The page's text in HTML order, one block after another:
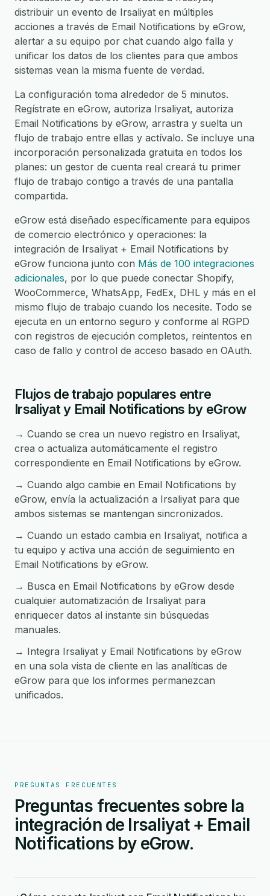
distribuir un evento de Irsaliyat en múltiples
acciones a través de Email Notifications by eGrow,
alertar a su equipo por chat cuando algo falla y
unificar los datos de los clientes para que ambos
sistemas vean la misma fuente de verdad.
La configuración toma alrededor de 5 minutos.
Regístrate en eGrow, autoriza Irsaliyat, autoriza
Email Notifications by eGrow, arrastra y suelta un
flujo de trabajo entre ellas y actívalo. Se incluye una
incorporación personalizada gratuita en todos los
planes: un gestor de cuenta real creará tu primer
flujo de trabajo contigo a través de una pantalla
compartida.
eGrow está diseñado específicamente para equipos
de comercio electrónico y operaciones: la
integración de Irsaliyat + Email Notifications by
eGrow funciona junto con Más de 100 integraciones
adicionales, por lo que puede conectar Shopify,
WooCommerce, WhatsApp, FedEx, DHL y más en el
mismo flujo de trabajo cuando los necesite. Todo se
ejecuta en un entorno seguro y conforme al RGPD
con registros de ejecución completos, reintentos en
caso de fallo y control de acceso basado en OAuth.
Flujos de trabajo populares entre
Irsaliyat y Email Notifications by eGrow
→ Cuando se crea un nuevo registro en Irsaliyat,
crea o actualiza automáticamente el registro
correspondiente en Email Notifications by eGrow.
→ Cuando algo cambie en Email Notifications by
eGrow, envía la actualización a Irsaliyat para que
ambos sistemas se mantengan sincronizados.
→ Cuando un estado cambia en Irsaliyat, notifica a
tu equipo y activa una acción de seguimiento en
Email Notifications by eGrow.
→ Busca en Email Notifications by eGrow desde
cualquier automatización de Irsaliyat para
enriquecer datos al instante sin búsquedas
manuales.
→ Integra Irsaliyat y Email Notifications by eGrow
en una sola vista de cliente en las analíticas de
eGrow para que los informes permanezcan
unificados.
PREGUNTAS FRECUENTES
Preguntas frecuentes sobre la
integración de Irsaliyat + Email
Notifications by eGrow.